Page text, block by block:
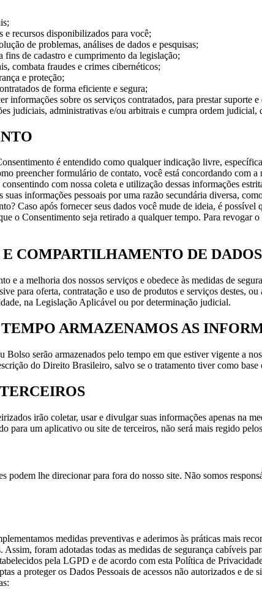
e recursos disponibilizados para você;
de problemas, análises de dados e pesquisas;
de cadastro e cumprimento da legislação;
combata fraudes e crimes cibernéticos;
e proteção;
de forma eficiente e segura;
informações sobre os serviços contratados, para prestar suporte
judiciais, administrativas e/ou arbitrais e cumpra ordem
é entendido como qualquer indicação livre,
preencher formulário de contato, você está concordando com a
com nossa coleta e utilização dessas informações
suas informações pessoais por uma razão secundária diversa,
Caso após fornecer seus dados você mude de ideia, é
o Consentimento seja retirado a qualquer tempo. Para revogar
COMPARTILHAMENTO DE
e a melhoria dos nossos serviços e obedece às medidas de
para oferta, contratação e uso de produtos e serviços destes,
na Legislação Aplicável ou por determinação judicial.
ARMAZENAMOS AS
Bolso serão armazenados pelo tempo em que estiver vigente a
do Direito Brasileiro, salvo se o tratamento tiver como
irão coletar, usar e divulgar suas informações apenas na
para um aplicativo ou site de terceiros, não será mais regido
podem lhe direcionar para fora do nosso site. Não somos
medidas preventivas e aderimos às práticas mais
Assim, foram adotadas todas as medidas de segurança cabíveis
pela LGPD e de acordo com esta Política de
a proteger os Dados Pessoais de acessos não autorizados e